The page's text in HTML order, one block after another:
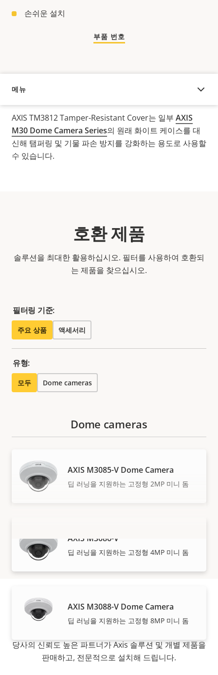
손쉬운 설치
부품 번호
메뉴
오버뷰
AXIS TM3812 Tamper-Resistant Cover는 일부 AXIS
M30 Dome Camera Series의 원래 화이트 케이스를 대
신해 탬퍼링 및 기물 파손 방지를 강화하는 용도로 사용할
수 있습니다.
호환 제품
솔루션을 최대한 활용하십시오. 필터를 사용하여 호환되
는 제품을 찾으십시오.
필터링 기준:
주요 상품 액세서리
유형:
모두 Dome cameras
더 보기
Dome cameras
AXIS M3085-V Dome Camera
딥 러닝을 지원하는 고정형 2MP 미니 돔
AXIS M3086-V
딥 러닝을 지원하는 고정형 4MP 미니 돔
AXIS M3088-V Dome Camera
딥 러닝을 지원하는 고정형 8MP 미니 돔
구입 방법
당사의 신뢰도 높은 파트너가 Axis 솔루션 및 개별 제품을
판매하고, 전문적으로 설치해 드립니다.